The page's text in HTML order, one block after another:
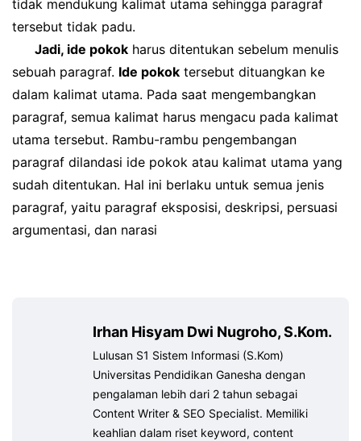
tidak mendukung kalimat utama sehingga paragraf
tersebut tidak padu.
Jadi, ide pokok harus ditentukan sebelum menulis
sebuah paragraf. Ide pokok tersebut dituangkan ke
dalam kalimat utama. Pada saat mengembangkan
paragraf, semua kalimat harus mengacu pada kalimat
utama tersebut. Rambu-rambu pengembangan
paragraf dilandasi ide pokok atau kalimat utama yang
sudah ditentukan. Hal ini berlaku untuk semua jenis
paragraf, yaitu paragraf eksposisi, deskripsi, persuasi
argumentasi, dan narasi
Irhan Hisyam Dwi Nugroho, S.Kom.
Lulusan S1 Sistem Informasi (S.Kom)
Universitas Pendidikan Ganesha dengan
pengalaman lebih dari 2 tahun sebagai
Content Writer & SEO Specialist. Memiliki
keahlian dalam riset keyword, content